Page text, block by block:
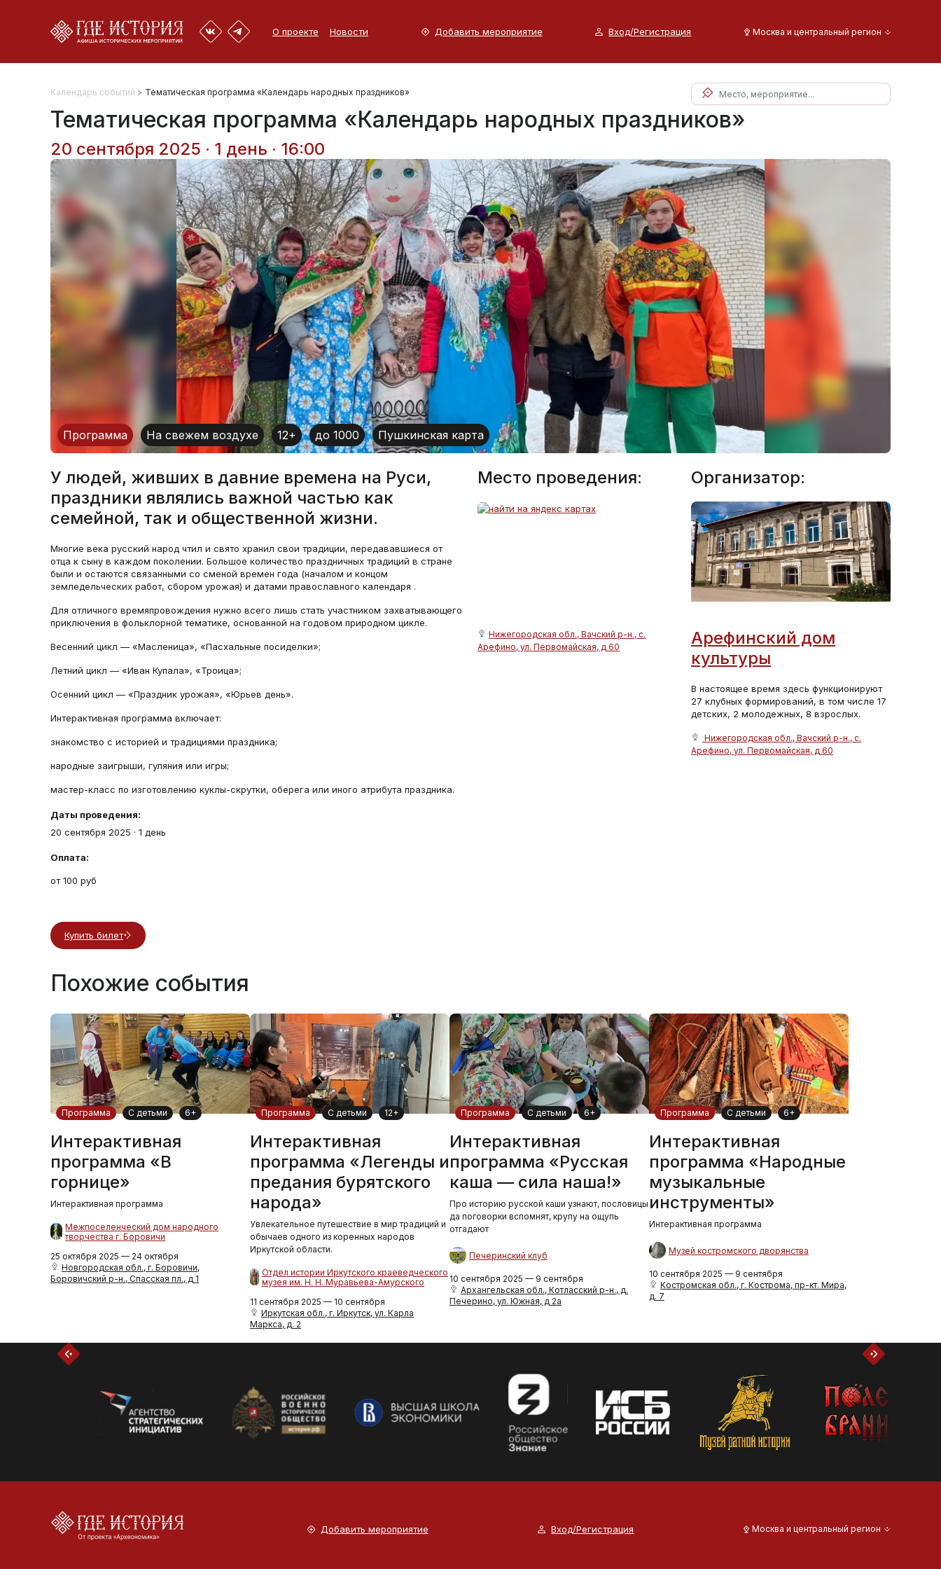
О проекте Новости Добавить мероприятие Вход/Регистрация Москва и центральный регион
Календарь событий > Тематическая программа «Календарь народных праздников»
Тематическая программа «Календарь народных праздников»
20 сентября 2025 · 1 день · 16:00
Программа На свежем воздухе 12+ до 1000 Пушкинская карта
У людей, живших в давние времена на Руси,
праздники являлись важной частью как
семейной, так и общественной жизни.
Многие века русский народ чтил и свято хранил свои традиции, передававшиеся от
отца к сыну в каждом поколении. Большое количество праздничных традиций в стране
были и остаются связанными со сменой времен года (началом и концом
земледельческих работ, сбором урожая) и датами православного календаря .
Для отличного времяпровождения нужно всего лишь стать участником захватывающего
приключения в фольклорной тематике, основанной на годовом природном цикле.
Весенний цикл — «Масленица», «Пасхальные посиделки»;
Летний цикл — «Иван Купала», «Троица»;
Осенний цикл — «Праздник урожая», «Юрьев день».
Интерактивная программа включает:
знакомство с историей и традициями праздника;
народные заигрыши, гуляния или игры;
мастер-класс по изготовлению куклы-скрутки, оберега или иного атрибута праздника.
Даты проведения:
20 сентября 2025 · 1 день
Оплата:
от 100 руб
Купить билет
Место проведения:
Нижегородская обл., Вачский р-н., с.
Арефино, ул. Первомайская, д 60
Организатор:
Арефинский дом
культуры
В настоящее время здесь функционируют
27 клубных формирований, в том числе 17
детских, 2 молодежных, 8 взрослых.
Нижегородская обл., Вачский р-н., с.
Арефино, ул. Первомайская, д 60
Похожие события
Программа С детьми 6+
Интерактивная
программа «В
горнице»
Интерактивная программа
Межпоселенческий дом народного
творчества г. Боровичи
25 октября 2025 — 24 октября
Новгородская обл., г. Боровичи,
Боровичский р-н., Спасская пл., д 1
Программа С детьми 12+
Интерактивная
программа «Легенды и
предания бурятского
народа»
Увлекательное путешествие в мир традиций и
обычаев одного из коренных народов
Иркутской области.
Отдел истории Иркутского краеведческого
музея им. Н. Н. Муравьева-Амурского
11 сентября 2025 — 10 сентября
Иркутская обл., г. Иркутск, ул. Карла
Маркса, д. 2
Программа С детьми 6+
Интерактивная
программа «Русская
каша — сила наша!»
Про историю русской каши узнают, пословицы
да поговорки вспомнят, крупу на ощупь
отгадают
Печеринский клуб
10 сентября 2025 — 9 сентября
Архангельская обл., Котласский р-н., д.
Печерино, ул. Южная, д 2а
Программа С детьми 6+
Интерактивная
программа «Народные
музыкальные
инструменты»
Интерактивная программа
Музей костромского дворянства
10 сентября 2025 — 9 сентября
Костромская обл., г. Кострома, пр-кт. Мира,
д. 7
Добавить мероприятие Вход/Регистрация Москва и центральный регион